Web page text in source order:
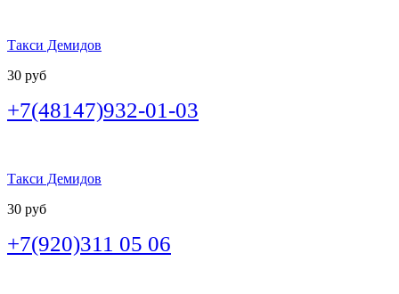
Такси Демидов
30 руб
+7(48147)932-01-03
Такси Демидов
30 руб
+7(920)311 05 06